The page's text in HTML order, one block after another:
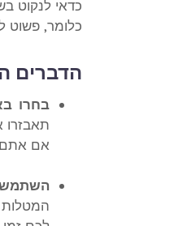
כדאי לנקוט
כלומר, פשוט
הדברים
בחרו
תאבזרו
אם אתם